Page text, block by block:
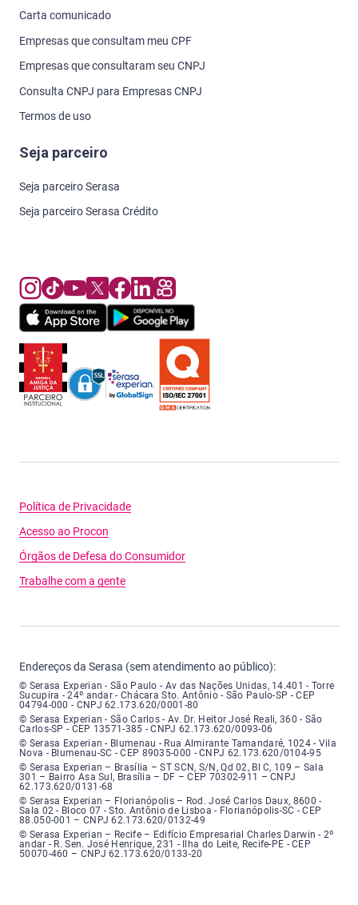
Carta comunicado
Empresas que consultam meu CPF
Empresas que consultaram seu CNPJ
Consulta CNPJ para Empresas CNPJ
Termos de uso
Seja parceiro
Seja parceiro Serasa
Seja parceiro Serasa Crédito
Política de Privacidade
Acesso ao Procon
Órgãos de Defesa do Consumidor
Trabalhe com a gente
Endereços da Serasa (sem atendimento ao público):
Serasa Experian - São Paulo - Endereço: Avenida das Nações Unidas,
© Serasa Experian - São Paulo - Av das Nações Unidas, 14.401 - Torre
Sucupira - 24º andar - Chácara Sto. Antônio - São Paulo-SP - CEP
04794-000 - CNPJ 62.173.620/0001-80
Serasa Experian - São Carlos - Endereço: Avenida Doutor Heitor José
© Serasa Experian - São Carlos - Av. Dr. Heitor José Reali, 360 - São
Carlos-SP - CEP 13571-385 - CNPJ 62.173.620/0093-06
Serasa Experian - Blumenau - Endereço: Rua Almirante Tamandaré,
© Serasa Experian - Blumenau - Rua Almirante Tamandaré, 1024 - Vila
Nova - Blumenau-SC - CEP 89035-000 - CNPJ 62.173.620/0104-95
Serasa Experian - Brasília, Endereço: Setor Comercial Norte, sem
© Serasa Experian – Brasília – ST SCN, S/N, Qd 02, Bl C, 109 – Sala
301 – Bairro Asa Sul, Brasília – DF – CEP 70302-911 – CNPJ
62.173.620/0131-68
Serasa Experian - Florianópolis, Endereço: Rodovia José Carlos, número
© Serasa Experian – Florianópolis – Rod. José Carlos Daux, 8600 -
Sala 02 - Bloco 07 - Sto. Antônio de Lisboa - Florianópolis-SC - CEP
88.050-001 – CNPJ 62.173.620/0132-49
Serasa Experian - Recife, Endereço: Edifício Empresarial Charles Darwin,
© Serasa Experian – Recife – Edifício Empresarial Charles Darwin - 2º
andar - R. Sen. José Henrique, 231 - Ilha do Leite, Recife-PE - CEP
50070-460 – CNPJ 62.173.620/0133-20